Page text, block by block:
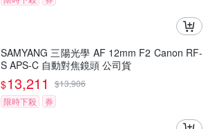
SAMYANG 三陽光學 AF 12mm F2 Canon RF-
S APS-C 自動對焦鏡頭 公司貨
$13,211 $13,906
限時下殺
券